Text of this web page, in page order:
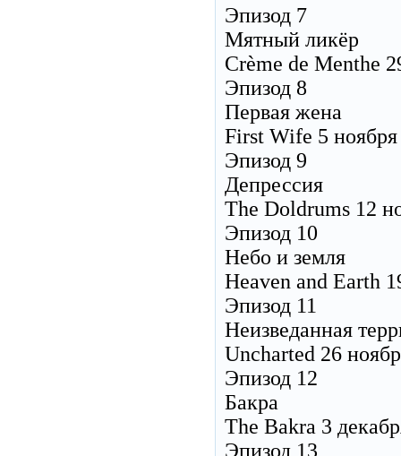
Эпизод 7
Мятный ликёр
Crème de Menthe
Эпизод 8
Первая жена
First Wife 5
Эпизод 9
Депрессия
The Doldrums 12
Эпизод 10
Небо и земля
Heaven and Earth
Эпизод 11
Неизведанная
Uncharted 26
Эпизод 12
Бакра
The Bakra 3
Эпизод 13